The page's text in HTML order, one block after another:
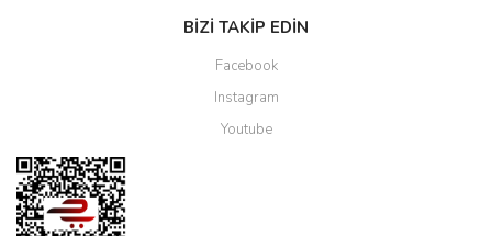
BİZİ TAKİP EDİN
Facebook
Instagram
Youtube